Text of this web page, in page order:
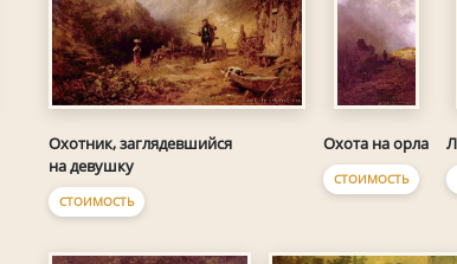
Охотник, заглядевшийся
на девушку
СТОИМОСТЬ
Охота на орла
СТОИМОСТЬ